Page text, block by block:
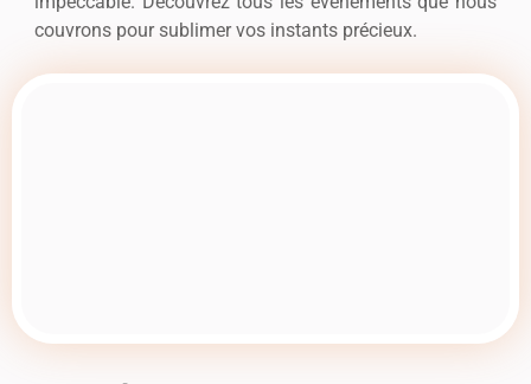
couvrons pour sublimer vos instants précieux.